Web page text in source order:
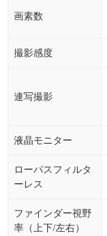
画素数
撮影感度
連写撮影
液晶モニター
ローパスフィルタ
ーレス
ファインダー視野
率（上下/左右）